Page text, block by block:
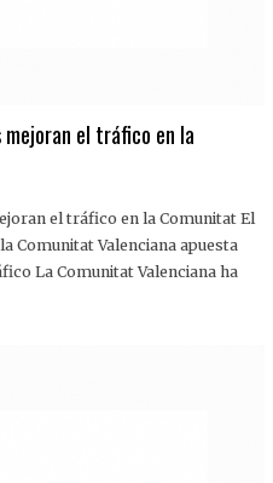
el tráfico en la
el tráfico en la Comunitat El
Comunitat Valenciana apuesta
La Comunitat Valenciana ha